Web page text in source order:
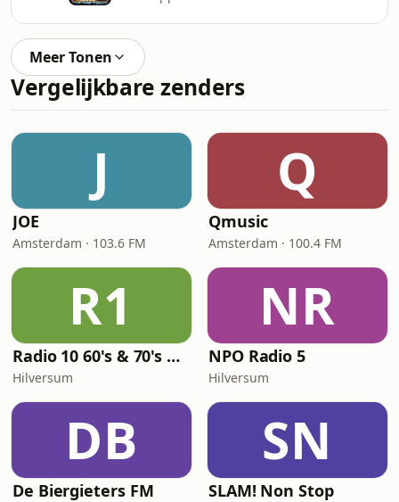
Meer Tonen
Vergelijkbare zenders
J
JOE
Amsterdam · 103.6 FM
Q
Qmusic
Amsterdam · 100.4 FM
R1
Radio 10 60's & 70's Hits
Hilversum
NR
NPO Radio 5
Hilversum
DB
De Biergieters FM
SN
SLAM! Non Stop